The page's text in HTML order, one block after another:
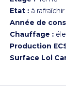
Etat : à rafraîchir
Année de
Chauffage :
Production
Surface Loi